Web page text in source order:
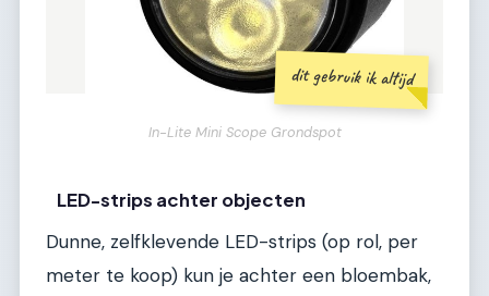
dit gebruik ik altijd
In-Lite Mini Scope Grondspot
LED-strips achter objecten
Dunne, zelfklevende LED-strips (op rol, per
meter te koop) kun je achter een bloembak,